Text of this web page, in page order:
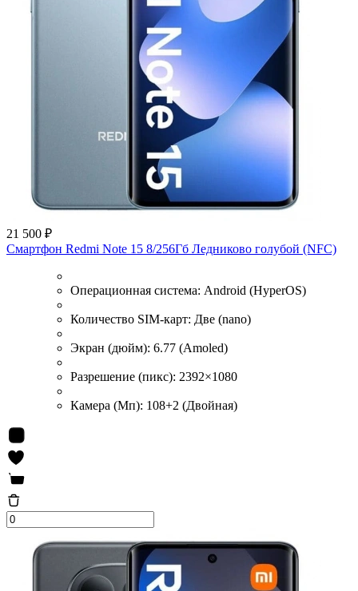
21 500 ₽
Смартфон Redmi Note 15 8/256Гб Ледниково голубой (NFC)
Операционная система: Android (HyperOS)
Количество SIM-карт: Две (nano)
Экран (дюйм): 6.77 (Amoled)
Разрешение (пикс): 2392×1080
Камера (Мп): 108+2 (Двойная)